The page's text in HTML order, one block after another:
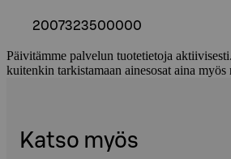
2007323500000
Päivitämme palvelun tuotetietoja
kuitenkin tarkistamaan ainesosat aina
Katso myös